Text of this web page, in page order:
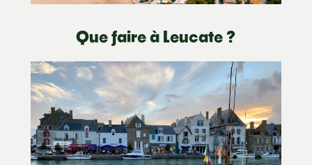
Que faire à Leucate ?